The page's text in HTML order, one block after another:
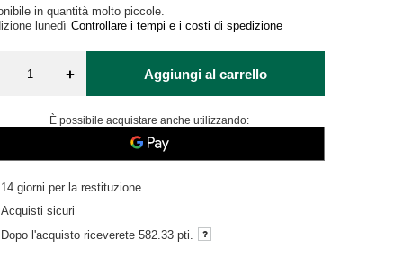
in quantità molto piccole
lunedì Controllare i tempi e i costi di spedizione
+ Aggiungi al carrello
È possibile acquistare anche utilizzando:
14 giorni per la restituzione
Acquisti sicuri
Dopo l'acquisto riceverete582.33 pti.